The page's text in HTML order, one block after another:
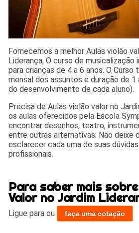
Fornecemos a melhor Aulas violão
Liderança, O curso de
para crianças de 4 a 6 anos. O Curso
mensal dos assuntos e duração de 1
do desenvolvimento de cada aluno).
Precisa de Aulas violão valor no
os aulas oferecidos pela Escola
encontrar desenhos, teatro,
entre outras alternativas. Não deixe
esclarecer cada uma de suas
profissionais.
Para saber mais
Valor no Jardim
Ligue paraou faça uma cotação